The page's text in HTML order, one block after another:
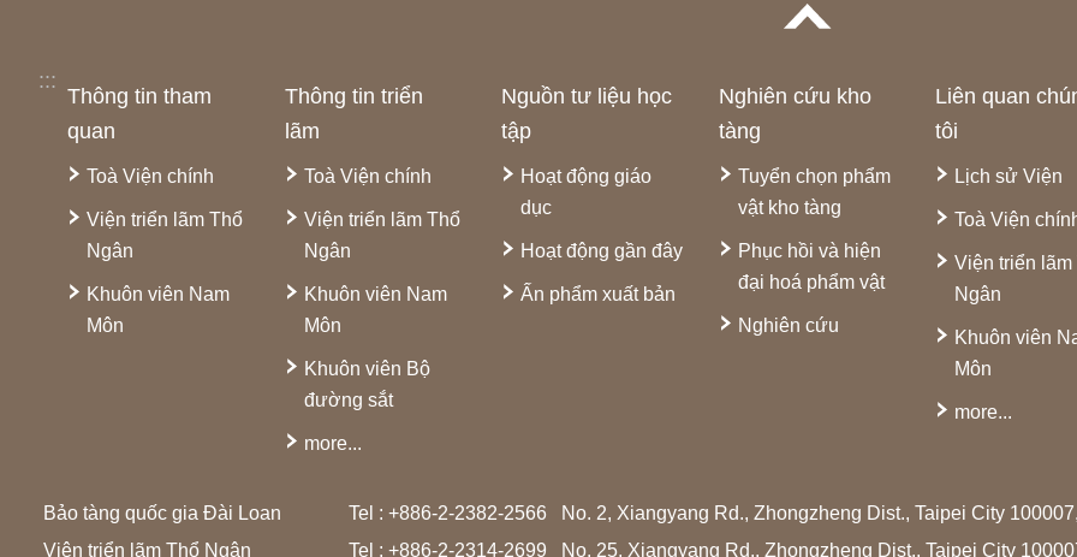
:::
Thông tin tham
quan
Toà Viện chính
Viện triển lãm Thổ
Ngân
Khuôn viên Nam
Môn
Thông tin triển
lãm
Toà Viện chính
Viện triển lãm Thổ
Ngân
Khuôn viên Nam
Môn
Khuôn viên Bộ
đường sắt
more...
Nguồn tư liệu học
tập
Hoạt động giáo
dục
Hoạt động gần đây
Ấn phẩm xuất bản
Nghiên cứu kho
tàng
Tuyển chọn phẩm
vật kho tàng
Phục hồi và hiện
đại hoá phẩm vật
Nghiên cứu
Liên quan
tôi
Lịch sử Viện
Toà Viện
Viện triển lãm
Ngân
Khuôn viên
Môn
more...
Bảo tàng quốc gia Đài Loan Tel : +886-2-2382-2566 No. 2, Xiangyang Rd., Zhongzheng Dist., Taipei City
Viện triển lãm Thổ Ngân
Tel : +886-2-2314-2699 No. 25, Xiangyang Rd., Zhongzheng Dist., Taipei City